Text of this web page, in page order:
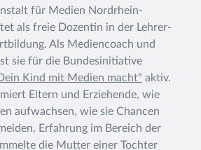
für Medien Nordrhein-
als freie Dozentin in der Lehrer-
Als Mediencoach und
sie für die Bundesinitiative
Kind mit Medien macht“ aktiv.
Eltern und Erziehende, wie
aufwachsen, wie sie Chancen
Erfahrung im Bereich der
die Mutter einer Tochter